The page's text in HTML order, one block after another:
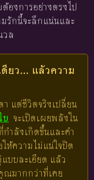
องการอย่างตรงไป
มรักนี้จะลึกแน่นและ
วล
ยว... แล้วความ
แต่ชีวิตจริงเปลี่ยน
จะเปิดเผยพลังใน
กำลังเกิดขึ้นและคำ
ห้ความไม่แน่ใจปิด
บบละเอียด แล้ว
ณมากกว่าที่เคย